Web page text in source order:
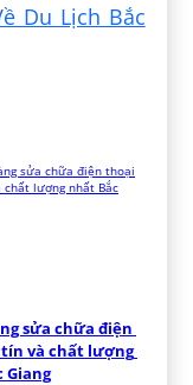
Du Lịch Bắc
sửa chữa điện
và chất lượng
Giang